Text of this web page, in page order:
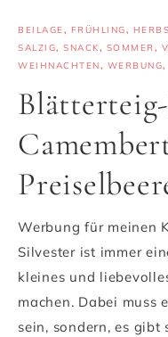
BEILAGE, FRÜHLING,
SALZIG, SNACK, SOMMER,
WEIHNACHTEN, WERBUNG,
Werbung für meinen
Silvester ist immer
kleines und
machen. Dabei muss
sein, sondern, es